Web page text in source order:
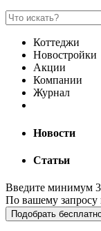
Коттеджи
Новостройки
Акции
Компании
Журнал
Новости
Статьи
Введите минимум
По вашему запросу
Подобрать